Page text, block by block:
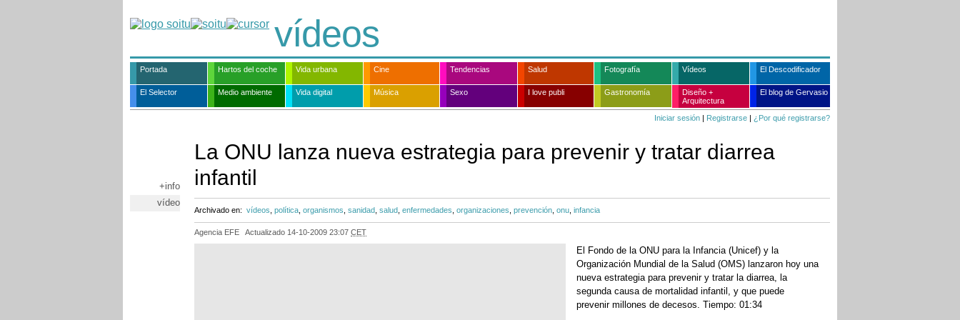
vídeos
Portada Hartos del coche Vida urbana Cine Tendencias Salud Fotografía Vídeos El Descodificador
El Selector Medio ambiente Vida digital Música Sexo I love publi Gastronomía
Diseño +
Arquitectura
El blog de Gervasio
Iniciar sesión | Registrarse | ¿Por qué registrarse?
+info
vídeo
La ONU lanza nueva estrategia para prevenir y tratar diarrea
infantil
Archivado en: vídeos política organismos sanidad salud enfermedades organizaciones prevención onu infancia
Agencia EFE Actualizado 14-10-2009 23:07 CET
El Fondo de la ONU para la Infancia (Unicef) y la
Organización Mundial de la Salud (OMS) lanzaron hoy una
nueva estrategia para prevenir y tratar la diarrea, la
segunda causa de mortalidad infantil, y que puede
prevenir millones de decesos. Tiempo: 01:34